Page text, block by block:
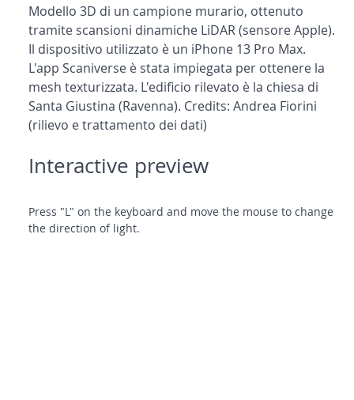
Modello 3D di un campione murario, ottenuto
tramite scansioni dinamiche LiDAR (sensore Apple).
Il dispositivo utilizzato è un iPhone 13 Pro Max.
L'app Scaniverse è stata impiegata per ottenere la
mesh texturizzata. L'edificio rilevato è la chiesa di
Santa Giustina (Ravenna). Credits: Andrea Fiorini
(rilievo e trattamento dei dati)
Interactive preview
Press "L" on the keyboard and move the mouse to change
the direction of light.